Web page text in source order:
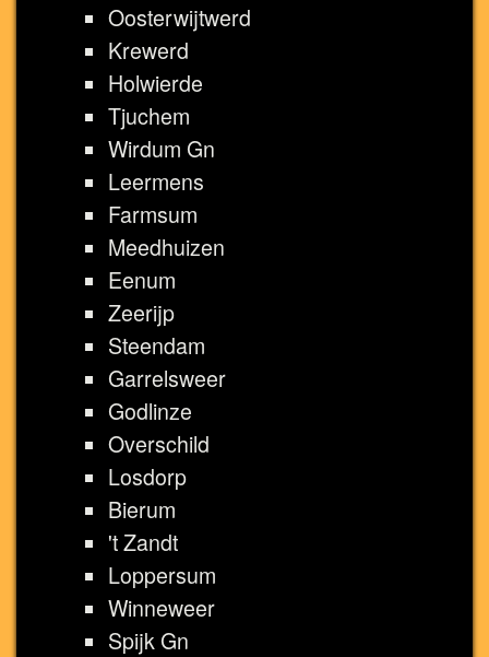
Oosterwijtwerd
Krewerd
Holwierde
Tjuchem
Wirdum Gn
Leermens
Farmsum
Meedhuizen
Eenum
Zeerijp
Steendam
Garrelsweer
Godlinze
Overschild
Losdorp
Bierum
't Zandt
Loppersum
Winneweer
Spijk Gn